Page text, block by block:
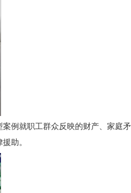
例就职工群众反映的财产、家庭矛
助。